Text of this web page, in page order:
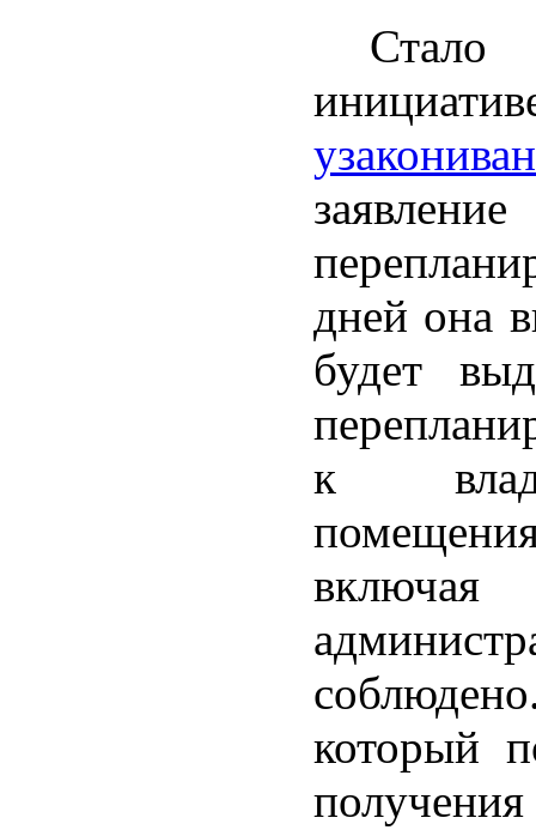
дней она
будет
к
который